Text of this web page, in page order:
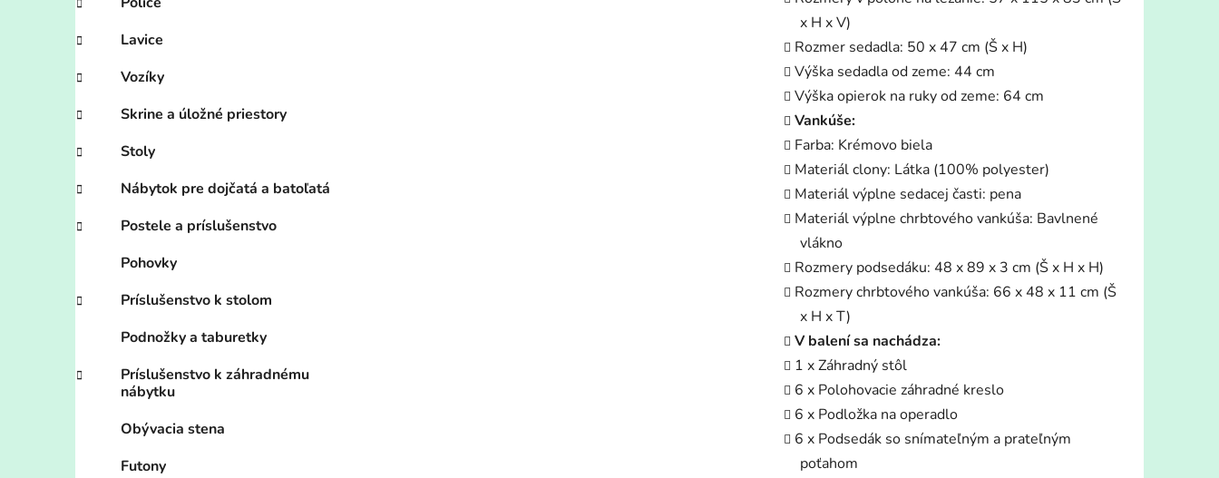
Lavice
Vozíky
Skrine a úložné priestory
Stoly
Nábytok pre dojčatá a batoľatá
Postele a príslušenstvo
Pohovky
Príslušenstvo k stolom
Podnožky a taburetky
Príslušenstvo k záhradnému
nábytku
Obývacia stena
Futony
x H x V)
Rozmer sedadla: 50 x 47 cm (Š x H)
Výška sedadla od zeme: 44 cm
Výška opierok na ruky od zeme: 64 cm
Vankúše:
Farba: Krémovo biela
Materiál clony: Látka (100% polyester)
Materiál výplne sedacej časti: pena
Materiál výplne chrbtového vankúša: Bavlnené
vlákno
Rozmery podsedáku: 48 x 89 x 3 cm (Š x H x H)
Rozmery chrbtového vankúša: 66 x 48 x 11 cm (Š
x H x T)
V balení sa nachádza:
1 x Záhradný stôl
6 x Polohovacie záhradné kreslo
6 x Podložka na operadlo
6 x Podsedák so snímateľným a prateľným
poťahom